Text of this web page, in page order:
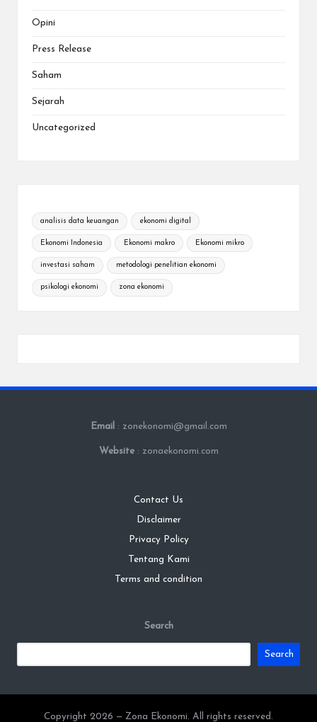
Opini
Press Release
Saham
Sejarah
Uncategorized
analisis data keuangan ekonomi digital
Ekonomi Indonesia Ekonomi makro Ekonomi mikro
investasi saham metodologi penelitian ekonomi
psikologi ekonomi zona ekonomi
Email : zonekonomi@gmail.com
Website : zonaekonomi.com
Contact Us
Disclaimer
Privacy Policy
Tentang Kami
Terms and condition
Search
Search
Copyright 2026 — Zona Ekonomi. All rights reserved.